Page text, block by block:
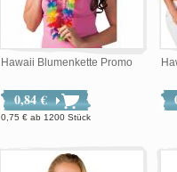
Hawaii Blumenkette Promo
0,84 €
0,75 € ab 1200 Stück